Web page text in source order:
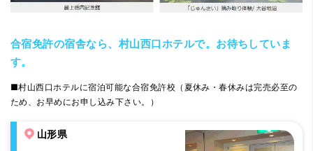
合宿免許の宿舎なら、村山西口ホテルで。お待ちしていま
す。
■村山西口ホテルに宿泊可能な合宿免許校（夏休み・春休みは完売必至の
ため、お早めにお申し込み下さい。）
山形県